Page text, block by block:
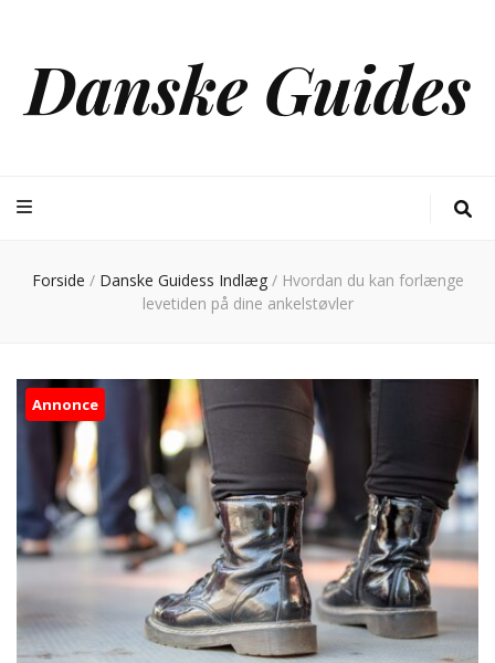
Danske Guides
Forside / Danske Guidess Indlæg / Hvordan du kan forlænge
levetiden på dine ankelstøvler
Annonce